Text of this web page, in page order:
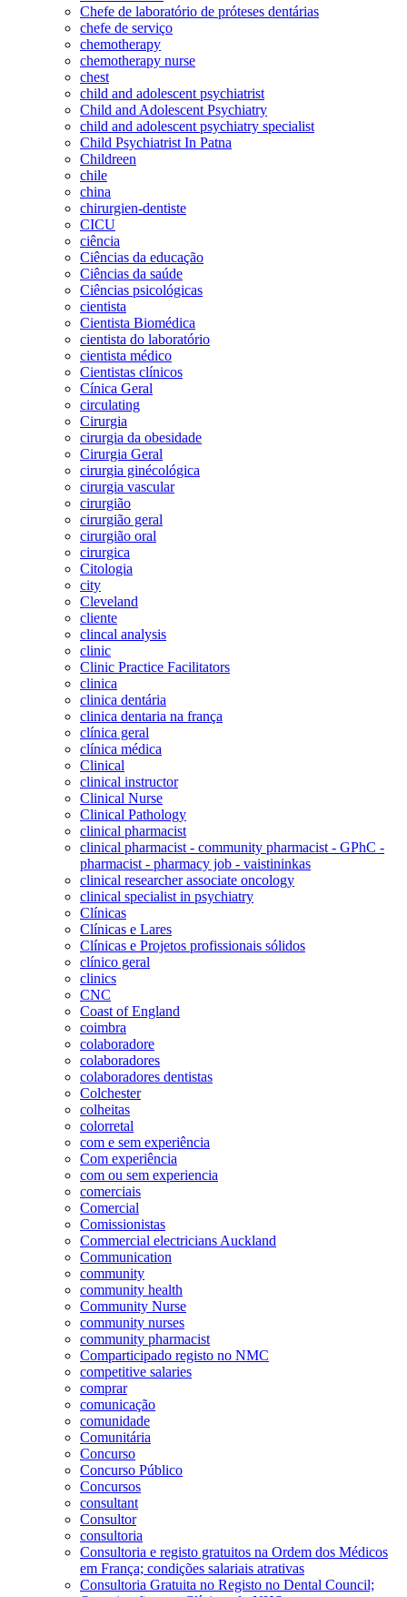
Chefe de laboratório de próteses dentárias
chefe de serviço
chemotherapy
chemotherapy nurse
chest
child and adolescent psychiatrist
Child and Adolescent Psychiatry
child and adolescent psychiatry specialist
Child Psychiatrist In Patna
Childreen
chile
china
chirurgien-dentiste
CICU
ciência
Ciências da educação
Ciências da saúde
Ciências psicológicas
cientista
Cientista Biomédica
cientista do laboratório
cientista médico
Cientistas clínicos
Cínica Geral
circulating
Cirurgia
cirurgia da obesidade
Cirurgia Geral
cirurgia ginécológica
cirurgia vascular
cirurgião
cirurgião geral
cirurgião oral
cirurgica
Citologia
city
Cleveland
cliente
clincal analysis
clinic
Clinic Practice Facilitators
clinica
clinica dentária
clinica dentaria na frança
clínica geral
clínica médica
Clinical
clinical instructor
Clinical Nurse
Clinical Pathology
clinical pharmacist
clinical pharmacist - community pharmacist - GPhC -
pharmacist - pharmacy job - vaistininkas
clinical researcher associate oncology
clinical specialist in psychiatry
Clínicas
Clínicas e Lares
Clínicas e Projetos profissionais sólidos
clínico geral
clinics
CNC
Coast of England
coimbra
colaboradore
colaboradores
colaboradores dentistas
Colchester
colheitas
colorretal
com e sem experiência
Com experiência
com ou sem experiencia
comerciais
Comercial
Comissionistas
Commercial electricians Auckland
Communication
community
community health
Community Nurse
community nurses
community pharmacist
Comparticipado registo no NMC
competitive salaries
comprar
comunicação
comunidade
Comunitária
Concurso
Concurso Público
Concursos
consultant
Consultor
consultoria
Consultoria e registo gratuitos na Ordem dos Médicos
em França; condições salariais atrativas
Consultoria Gratuita no Registo no Dental Council;